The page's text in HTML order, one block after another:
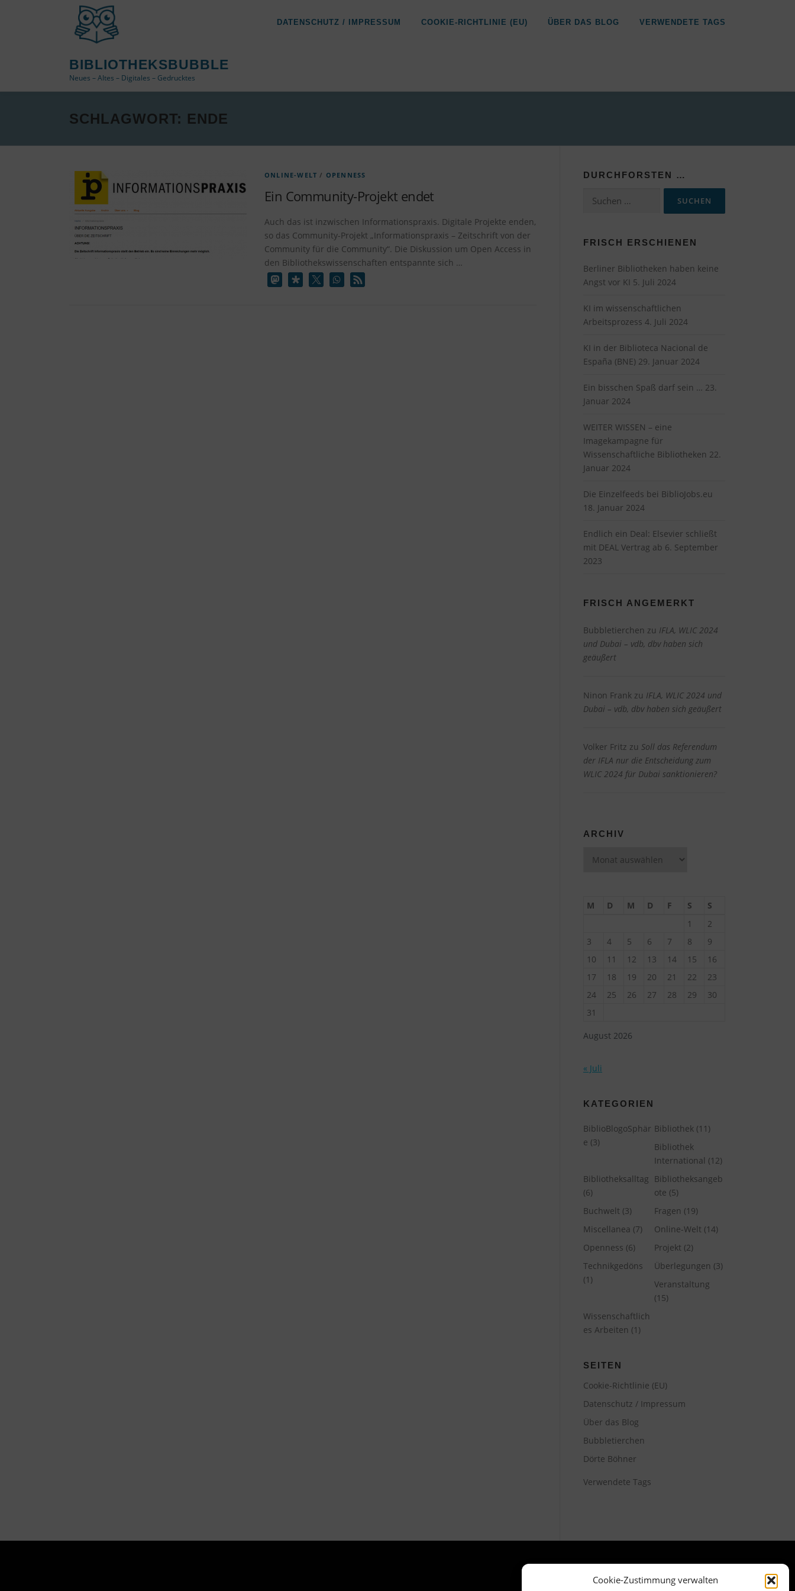
Cookie-Zustimmung verwalten
BIBLIOTHEKSBUBBLE
Neues – Altes – Digitales – Gedrucktes
DATENSCHUTZ / IMPRESSUM COOKIE-RICHTLINIE (EU) ÜBER DAS BLOG VERWENDETE TAGS
SCHLAGWORT: ENDE
ONLINE-WELT / OPENNESS
Ein Community-Projekt endet
Auch das ist inzwischen Informationspraxis. Digitale Projekte enden,
so das Community-Projekt „Informationspraxis – Zeitschrift von der
Community für die Community“. Die Diskussion um Open Access in
den Bibliothekswissenschaften entspannte sich …
DURCHFORSTEN …
Suchen
nach:
FRISCH ERSCHIENEN
Berliner Bibliotheken haben keine
Angst vor KI 5. Juli 2024
KI im wissenschaftlichen
Arbeitsprozess 4. Juli 2024
KI in der Biblioteca Nacional de
España (BNE) 29. Januar 2024
Ein bisschen Spaß darf sein … 23.
Januar 2024
WEITER WISSEN – eine
Imagekampagne für
Wissenschaftliche Bibliotheken 22.
Januar 2024
Die Einzelfeeds bei BiblioJobs.eu
18. Januar 2024
Endlich ein Deal: Elsevier schließt
mit DEAL Vertrag ab 6. September
2023
FRISCH ANGEMERKT
Bubbletierchen zu IFLA, WLIC 2024
und Dubai – vdb, dbv haben sich
geäußert
Ninon Frank zu IFLA, WLIC 2024 und
Dubai – vdb, dbv haben sich geäußert
Volker Fritz zu Soll das Referendum
der IFLA nur die Entscheidung zum
WLIC 2024 für Dubai sanktionieren?
ARCHIV
August 2026
M D M D F S
S
1
2
3
4 5 6 7 8
9
10
11 12 13 14 15
16
17
18 19 20 21 22
23
24
25 26 27 28 29
30
31
« Juli
KATEGORIEN
BiblioBlogoSphär
e (3)
Bibliothek (11)
Bibliothek
International (12)
Bibliotheksalltag
(6)
Bibliotheksangeb
ote (5)
Buchwelt (3) Fragen (19)
Miscellanea (7) Online-Welt (14)
Openness (6) Projekt (2)
Technikgedöns
(1)
Überlegungen (3)
Veranstaltung
(15)
Wissenschaftlich
es Arbeiten (1)
SEITEN
Cookie-Richtlinie (EU)
Datenschutz / Impressum
Über das Blog
Bubbletierchen
Dörte Böhner
Verwendete Tags